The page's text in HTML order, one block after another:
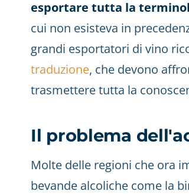
esportare tutta la
cui non esisteva in
grandi esportatori di vino
traduzione, che devono
trasmettere tutta la
Il problema
Molte delle regioni che ora
bevande alcoliche come la